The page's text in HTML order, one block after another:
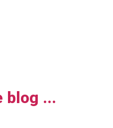
blog ...